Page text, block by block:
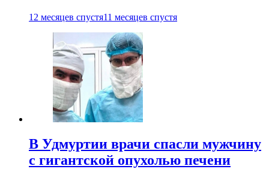
12 месяцев спустя11 месяцев спустя
В Удмуртии врачи спасли мужчину
с гигантской опухолью печени